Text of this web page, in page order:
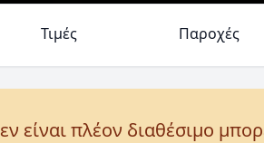
Τιμές Παροχές
είναι πλέον διαθέσιμο